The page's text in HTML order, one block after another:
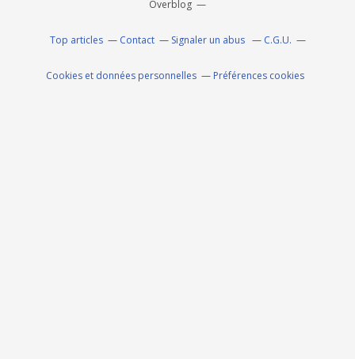
Overblog
Top articles Contact Signaler un abus C.G.U.
Cookies et données personnelles Préférences cookies